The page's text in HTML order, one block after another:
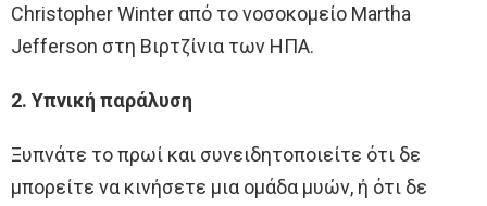
Christopher Winter από το νοσοκομείο Martha
Jefferson στη Βιρτζίνια των ΗΠΑ.
2. Υπνική παράλυση
Ξυπνάτε το πρωί και συνειδητοποιείτε ότι δε
μπορείτε να κινήσετε μια ομάδα μυών, ή ότι δε